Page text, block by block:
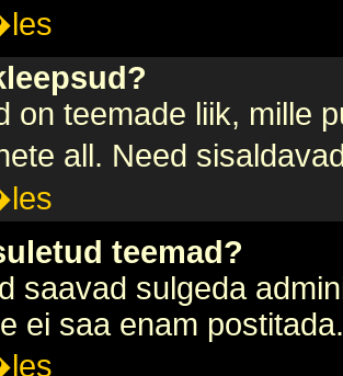
on teemade liik, mille
all. Need
teemad?
saavad sulgeda
ei saa enam postitada.